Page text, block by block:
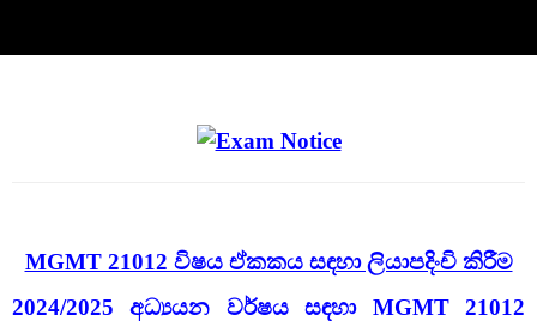
MGMT 21012 විෂය ඒකකය සඳහා ලියාපදිංචි කිරීම
2024/2025 අධ්‍යයන වර්ෂය සඳහා MGMT 21012